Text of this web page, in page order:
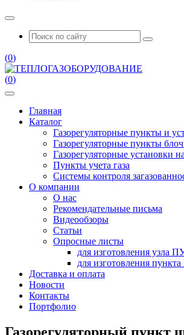
(0)
(0)
Главная
Каталог
Газорегуляторные пункты и
Газорегуляторные пункты
Газорегуляторные установки
Пункты учета газа
Системы контроля
О компании
О нас
Рекомендательные письма
Видеообзоры
Статьи
Опросные листы
для изготовления
для изготовления
Доставка и оплата
Новости
Контакты
Портфолио
Газорегуляторный